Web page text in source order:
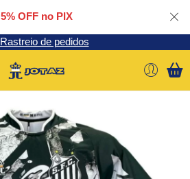
5% OFF no PIX
Rastreio de pedidos